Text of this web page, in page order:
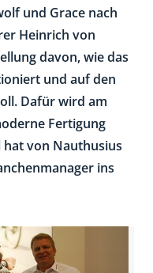
und Grace nach
Heinrich von
davon, wie das
und auf den
Dafür wird am
Fertigung
von Nauthusius
ins